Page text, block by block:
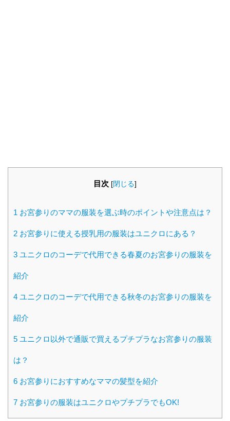
目次 [閉じる]
1 お宮参りのママの服装を選ぶ時のポイントや注意点は？
2 お宮参りに使える授乳用の服装はユニクロにある？
3 ユニクロのコーデで代用できる春夏のお宮参りの服装を
紹介
4 ユニクロのコーデで代用できる秋冬のお宮参りの服装を
紹介
5 ユニクロ以外で通販で買えるプチプラなお宮参りの服装
は？
6 お宮参りにおすすめなママの髪型を紹介
7 お宮参りの服装はユニクロやプチプラでもOK!